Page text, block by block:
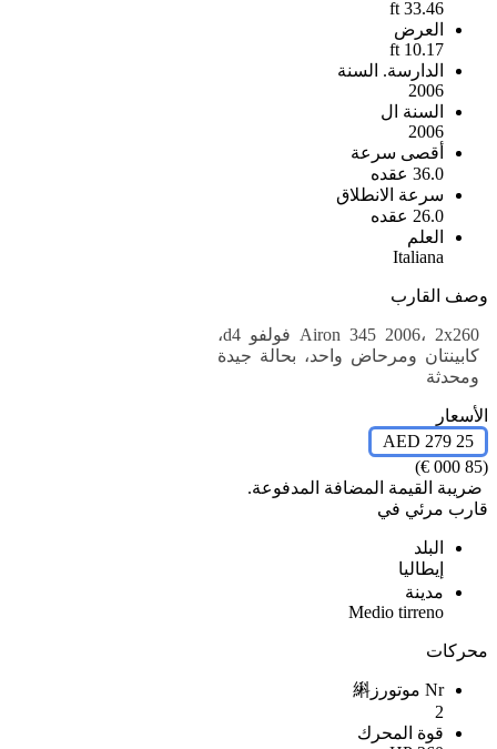
33.46 ft
العرض
10.17 ft
الدارسة. السنة
2006
السنة ال
2006
أقصى سرعة
36.0 عقده
سرعة الانطلاق
26.0 عقده
العلم
Italiana
وصف القارب
Airon 345 2006، 2x260 فولفو d4،
كابينتان ومرحاض واحد، بحالة جيدة
ومحدثة
الأسعار
25 279 AED
(85 000 €)
ضريبة القيمة المضافة المدفوعة.
قارب مرئي في
البلد
إيطاليا
مدينة
Medio tirreno
محركات
Nr موتورز䌀
2
قوة المحرك